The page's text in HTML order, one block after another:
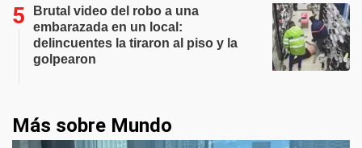
Brutal video del robo a una
embarazada en un local:
delincuentes la tiraron al piso y la
golpearon
Más sobre Mundo